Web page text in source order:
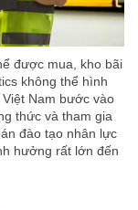
được mua, kho bãi
không thể hình
Nam bước vào
thức và tham gia
đào tạo nhân lực
hưởng rất lớn đến